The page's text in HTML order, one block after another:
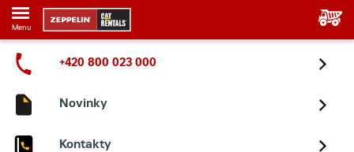
Menu
+420 800 023 000
Novinky
Kontakty